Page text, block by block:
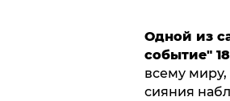
Одной из
событие"
всему
сияния